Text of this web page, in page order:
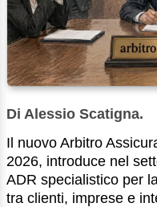
Di Alessio Scatigna.
Il nuovo Arbitro
2026, introduce nel
ADR specialistico per
tra clienti, imprese e